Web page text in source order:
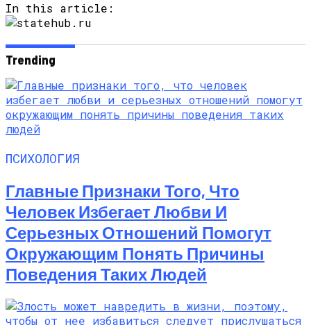
In this article:
Trending
ПСИХОЛОГИЯ
Главные Признаки Того, Что
Человек Избегает Любви И
Серьезных Отношений Помогут
Окружающим Понять Причины
Поведения Таких Людей